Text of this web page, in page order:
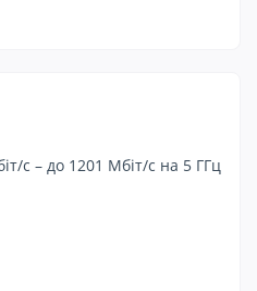
с – до 1201 Мбіт/с на 5 ГГц